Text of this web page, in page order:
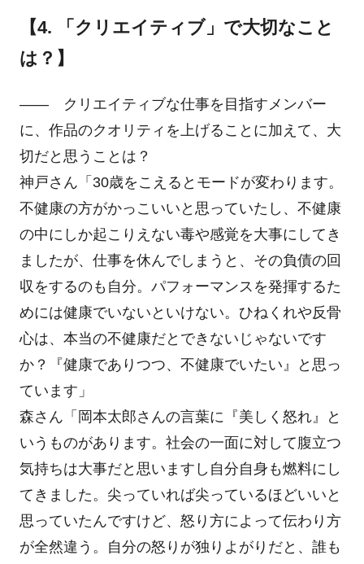
【4. 「クリエイティブ」で大切なこと
は？】
―― クリエイティブな仕事を目指すメンバー
に、作品のクオリティを上げることに加えて、大
切だと思うことは？
神戸さん「30歳をこえるとモードが変わります。
不健康の方がかっこいいと思っていたし、不健康
の中にしか起こりえない毒や感覚を大事にしてき
ましたが、仕事を休んでしまうと、その負債の回
収をするのも自分。パフォーマンスを発揮するた
めには健康でいないといけない。ひねくれや反骨
心は、本当の不健康だとできないじゃないです
か？『健康でありつつ、不健康でいたい』と思っ
ています」
森さん「岡本太郎さんの言葉に『美しく怒れ』と
いうものがあります。社会の一面に対して腹立つ
気持ちは大事だと思いますし自分自身も燃料にし
てきました。尖っていれば尖っているほどいいと
思っていたんですけど、怒り方によって伝わり方
が全然違う。自分の怒りが独りよがりだと、誰も